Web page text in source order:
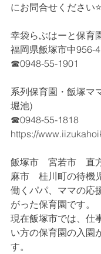
にお問合せください⭐
幸袋らぶはーと保育
福岡県飯塚市中956-4
☎0948-55-1901
系列保育園・飯塚マ
堀池)
☎0948-55-1818
https://
飯塚市　宮若市　直
麻市　桂川町の待機
働くパパ、ママの応
がった保育園です。
現在飯塚市では、仕
い方の保育園の入園
す。